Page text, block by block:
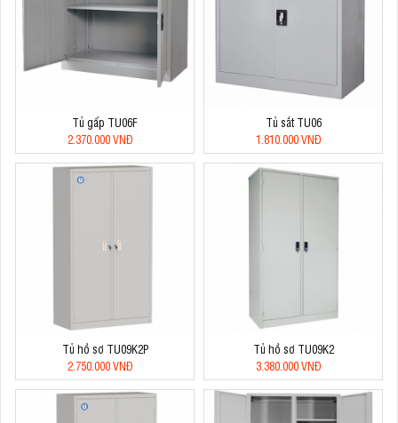
Tủ gấp TU06F
2.370.000 VNĐ
Tủ sắt TU06
1.810.000 VNĐ
Tủ hồ sơ TU09K2P
2.750.000 VNĐ
Tủ hồ sơ TU09K2
3.380.000 VNĐ